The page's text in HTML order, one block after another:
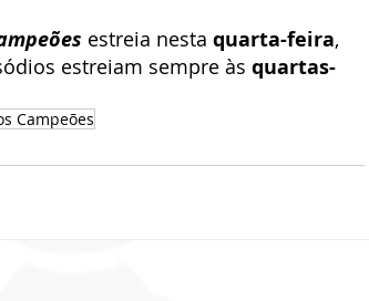
estreia nesta quarta-feira,
estreiam sempre às quartas-
Campeões